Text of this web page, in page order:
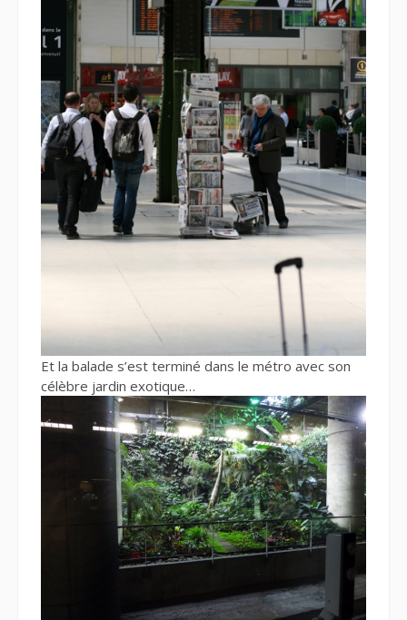
Et la balade s’est terminé dans le métro avec son
célèbre jardin exotique…